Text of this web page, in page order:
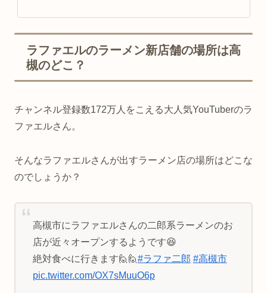
ラファエルのラーメン新店舗の場所は高
槻のどこ？
チャンネル登録数172万人をこえる大人気YouTuberのラ
ファエルさん。
そんなラファエルさんが出すラーメン店の場所はどこな
のでしょうか？
高槻市にラファエルさんの二郎系ラーメンのお
店が近々オープンするようです😆
絶対食べに行きます🙋🙋#ラファ二郎 #高槻市
pic.twitter.com/OX7sMuuO6p